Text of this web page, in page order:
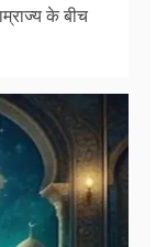
के बीच